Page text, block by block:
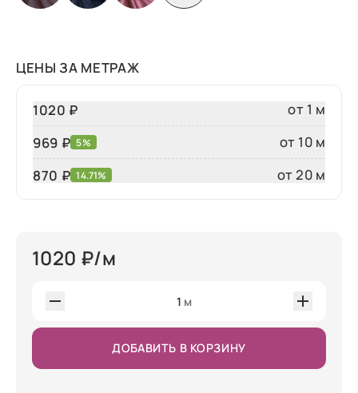
ЦЕНЫ ЗА МЕТРАЖ
1020 ₽
от 1 м
969 ₽ 5%
от 10 м
870 ₽ 14.71% от 20 м
1020 ₽/м
1 м
ДОБАВИТЬ В КОРЗИНУ